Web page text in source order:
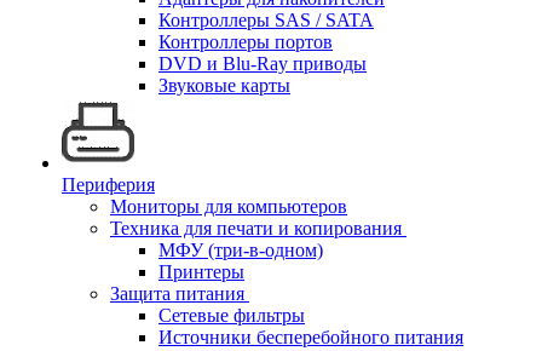
Контроллеры SAS / SATA
Контроллеры портов
DVD и Blu-Ray приводы
Звуковые карты
Периферия
Мониторы для компьютеров
Техника для печати и копирования
МФУ (три-в-одном)
Принтеры
Защита питания
Сетевые фильтры
Источники бесперебойного питания